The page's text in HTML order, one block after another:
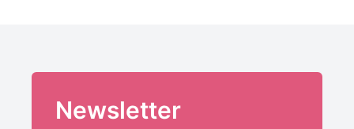
Newsletter